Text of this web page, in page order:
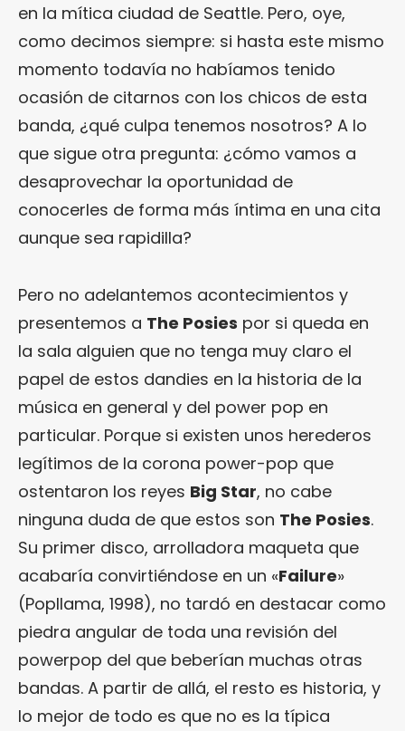
en la mítica ciudad de Seattle. Pero, oye,
como decimos siempre: si hasta este mismo
momento todavía no habíamos tenido
ocasión de citarnos con los chicos de esta
banda, ¿qué culpa tenemos nosotros? A lo
que sigue otra pregunta: ¿cómo vamos a
desaprovechar la oportunidad de
conocerles de forma más íntima en una cita
aunque sea rapidilla?
Pero no adelantemos acontecimientos y
presentemos a The Posies por si queda en
la sala alguien que no tenga muy claro el
papel de estos dandies en la historia de la
música en general y del power pop en
particular. Porque si existen unos herederos
legítimos de la corona power-pop que
ostentaron los reyes Big Star, no cabe
ninguna duda de que estos son The Posies.
Su primer disco, arrolladora maqueta que
acabaría convirtiéndose en un «Failure»
(Popllama, 1998), no tardó en destacar como
piedra angular de toda una revisión del
powerpop del que beberían muchas otras
bandas. A partir de allá, el resto es historia, y
lo mejor de todo es que no es la típica